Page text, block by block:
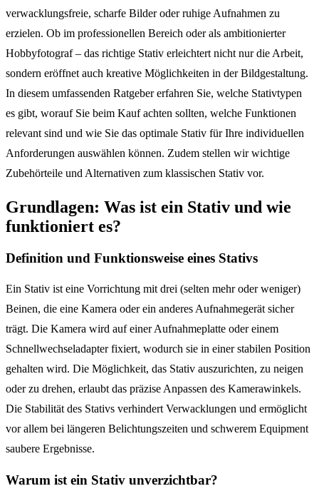
verwacklungsfreie, scharfe Bilder oder ruhige Aufnahmen zu
erzielen. Ob im professionellen Bereich oder als ambitionierter
Hobbyfotograf – das richtige Stativ erleichtert nicht nur die Arbeit,
sondern eröffnet auch kreative Möglichkeiten in der Bildgestaltung.
In diesem umfassenden Ratgeber erfahren Sie, welche Stativtypen
es gibt, worauf Sie beim Kauf achten sollten, welche Funktionen
relevant sind und wie Sie das optimale Stativ für Ihre individuellen
Anforderungen auswählen können. Zudem stellen wir wichtige
Zubehörteile und Alternativen zum klassischen Stativ vor.
Grundlagen: Was ist ein Stativ und wie
funktioniert es?
Definition und Funktionsweise eines Stativs
Ein Stativ ist eine Vorrichtung mit drei (selten mehr oder weniger)
Beinen, die eine Kamera oder ein anderes Aufnahmegerät sicher
trägt. Die Kamera wird auf einer Aufnahmeplatte oder einem
Schnellwechseladapter fixiert, wodurch sie in einer stabilen Position
gehalten wird. Die Möglichkeit, das Stativ auszurichten, zu neigen
oder zu drehen, erlaubt das präzise Anpassen des Kamerawinkels.
Die Stabilität des Stativs verhindert Verwacklungen und ermöglicht
vor allem bei längeren Belichtungszeiten und schwerem Equipment
saubere Ergebnisse.
Warum ist ein Stativ unverzichtbar?